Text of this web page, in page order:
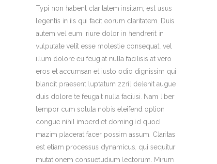
Typi non habent claritatem insitam; est usus
legentis in iis qui facit eorum claritatem. Duis
autem vel eum iriure dolor in hendrerit in
vulputate velit esse molestie consequat, vel
illum dolore eu feugiat nulla facilisis at vero
eros et accumsan et iusto odio dignissim qui
blandit praesent luptatum zzril delenit augue
duis dolore te feugait nulla facilisi. Nam liber
tempor cum soluta nobis eleifend option
congue nihil imperdiet doming id quod
mazim placerat facer possim assum. Claritas
est etiam processus dynamicus, qui sequitur
mutationem consuetudium lectorum. Mirum